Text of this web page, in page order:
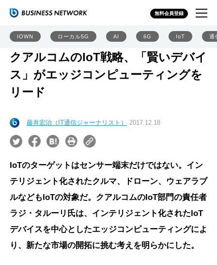
無料会員登録
IOWN ローカル5G AI 6G IoT 通
クアルコムのIoT戦略、「賢いデバイ
ス」がエッジコンピューティングを
リード
藤井宏治（IT通信ジャーナリスト） 2017.12.18
IoTのターゲットはセンサー端末だけではない。イン
テリジェント化されたクルマ、ドローン、ウェアラブ
ルなどもIoTの対象だ。クアルコムのIoT部門の責任者
ラジ・タルーリ氏は、インテリジェント化されたIoT
デバイスを中心としたエッジコンピューティングによ
り、新たな市場の開拓に挑む考えを明らかにした。